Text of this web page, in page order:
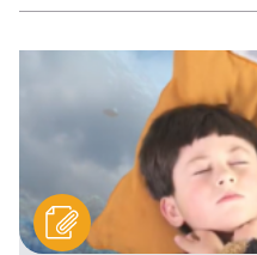
cuenta
Mobile]
Menú
sesión
a
la